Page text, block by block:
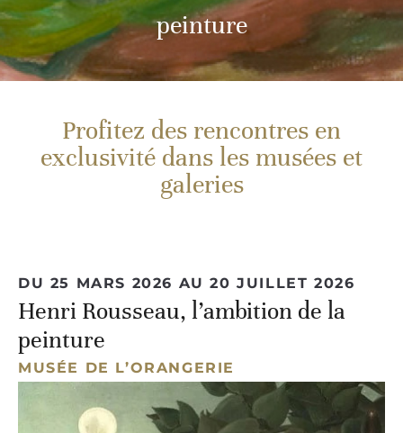
peinture
Profitez des rencontres en
exclusivité dans les musées et
galeries
DU 25 MARS 2026 AU 20 JUILLET 2026
Henri Rousseau, l’ambition de la
peinture
MUSÉE DE L’ORANGERIE